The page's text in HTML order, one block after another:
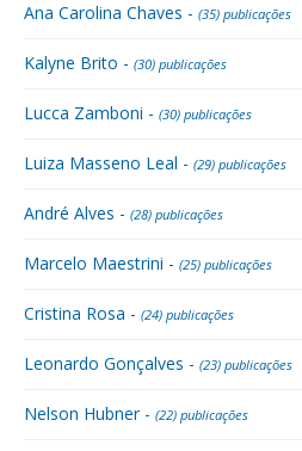
Ana Carolina Chaves - (35) publicações
Kalyne Brito - (30) publicações
Lucca Zamboni - (30) publicações
Luiza Masseno Leal - (29) publicações
André Alves - (28) publicações
Marcelo Maestrini - (25) publicações
Cristina Rosa - (24) publicações
Leonardo Gonçalves - (23) publicações
Nelson Hubner - (22) publicações